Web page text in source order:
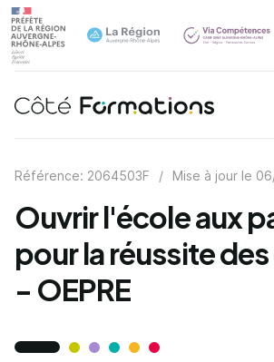
Référence: 2064503F / Mise à jour le
Ouvrir l'école aux
pour la réussite
- OEPRE